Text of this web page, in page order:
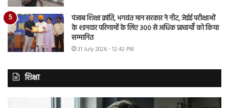
पंजाब शिक्षा क्रांति, भगवंत मान सरकार ने नीट, जेईई परीक्षाओं
के शानदार परिणामों के लिए 300 से अधिक प्राचार्यों को किया
सम्मानित
31 July 2026 - 12:42 PM
शिक्षा